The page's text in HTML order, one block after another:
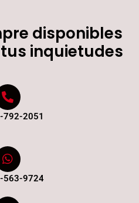
disponibles
inquietudes
792-2051
563-9724